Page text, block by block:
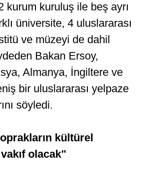
kurum kuruluş ile beş ayrı
üniversite, 4 uluslararası
ve müzeyi de dahil
Bakan Ersoy,
Almanya, İngiltere ve
bir uluslararası yelpaze
söyledi.
kültürel
olacak"